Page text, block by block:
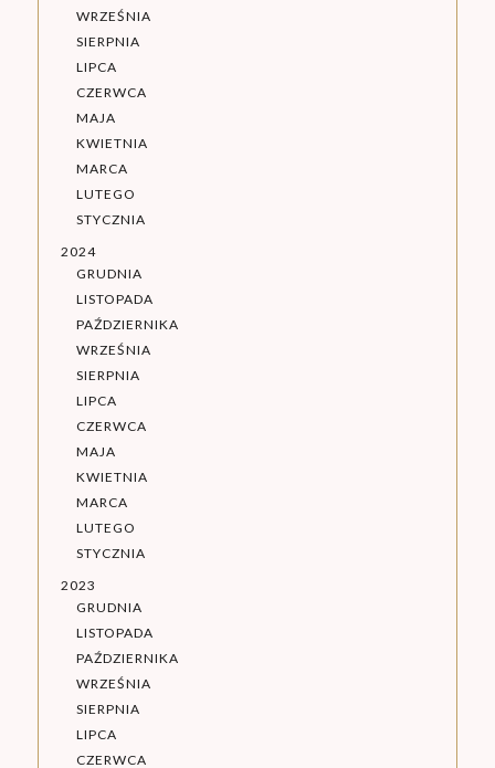
WRZEŚNIA
SIERPNIA
LIPCA
CZERWCA
MAJA
KWIETNIA
MARCA
LUTEGO
STYCZNIA
2024
GRUDNIA
LISTOPADA
PAŹDZIERNIKA
WRZEŚNIA
SIERPNIA
LIPCA
CZERWCA
MAJA
KWIETNIA
MARCA
LUTEGO
STYCZNIA
2023
GRUDNIA
LISTOPADA
PAŹDZIERNIKA
WRZEŚNIA
SIERPNIA
LIPCA
CZERWCA